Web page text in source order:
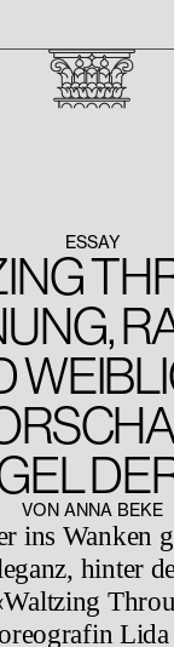
ESSAY
VON ANNA BEKE
ins Wanken
hinter